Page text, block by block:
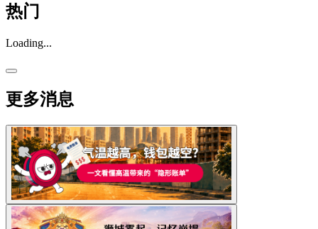
热门
Loading...
更多消息